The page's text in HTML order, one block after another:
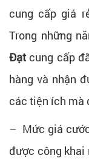
cung cấp giá
Trong những
Đạt cung cấp
hàng và nhận
các tiện ích mà
– Mức giá
được công khai